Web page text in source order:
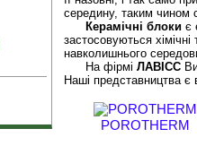
середину, таким чином
Керамічні блокиє
застосовуються
навколишнього
На фірмі ЛАВІССВи
Наші представництва є
POROTHERM